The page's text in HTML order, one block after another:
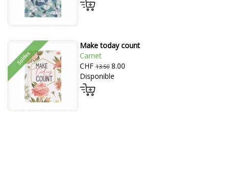
Make today count
Carnet
CHF 13.508.00
Disponible